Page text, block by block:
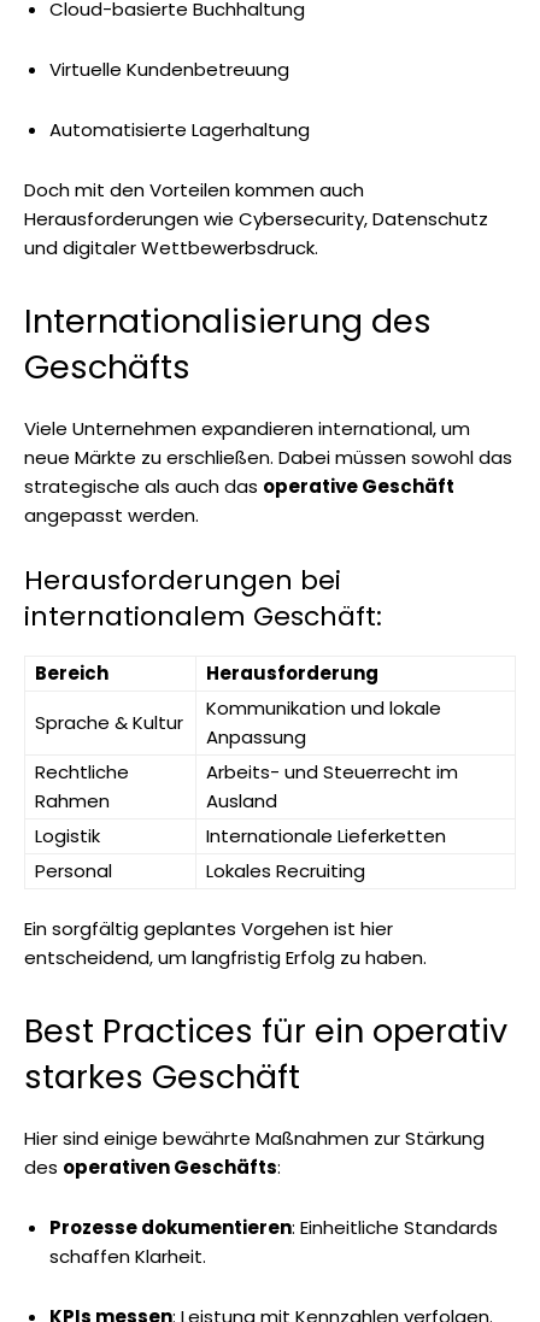
Cloud-basierte Buchhaltung
Virtuelle Kundenbetreuung
Automatisierte Lagerhaltung
Doch mit den Vorteilen kommen auch
Herausforderungen wie Cybersecurity, Datenschutz
und digitaler Wettbewerbsdruck.
Internationalisierung des
Geschäfts
Viele Unternehmen expandieren international, um
neue Märkte zu erschließen. Dabei müssen sowohl das
strategische als auch das operative Geschäft
angepasst werden.
Herausforderungen bei
internationalem Geschäft:
Bereich
Herausforderung
Sprache & Kultur
Kommunikation und lokale
Anpassung
Rechtliche
Rahmen
Arbeits- und Steuerrecht im
Ausland
Logistik
Internationale Lieferketten
Personal
Lokales Recruiting
Ein sorgfältig geplantes Vorgehen ist hier
entscheidend, um langfristig Erfolg zu haben.
Best Practices für ein operativ
starkes Geschäft
Hier sind einige bewährte Maßnahmen zur Stärkung
des operativen Geschäfts:
Prozesse dokumentieren: Einheitliche Standards
schaffen Klarheit.
KPIs messen: Leistung mit Kennzahlen verfolgen.